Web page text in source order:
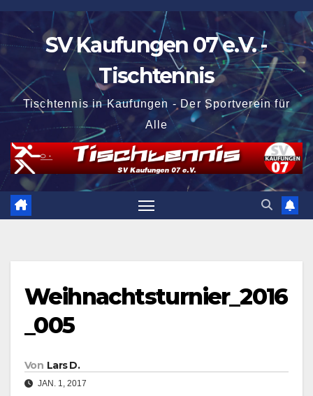
Zum
Inhalt
springen
SV Kaufungen 07 e.V. -
Tischtennis
Tischtennis in Kaufungen - Der Sportverein für
Alle
Weihnachtsturnier_2016
_005
Von Lars D.
JAN. 1, 2017